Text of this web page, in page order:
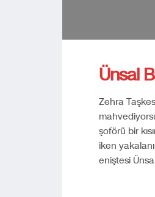
Ünsal
Zehra
şoförü bir
iken
eniştesi